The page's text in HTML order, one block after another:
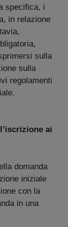
specifica, i
in relazione
sulla
sulla
regolamenti
ai
domanda
iniziale
con la
in una